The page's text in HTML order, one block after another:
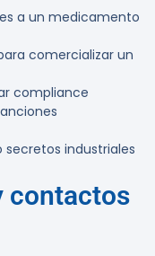
a un medicamento
comercializar un
compliance
secretos industriales
contactos